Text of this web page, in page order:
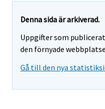
Denna sida är arkiverad.
Uppgifter som
den förnyade
Gå till den nya